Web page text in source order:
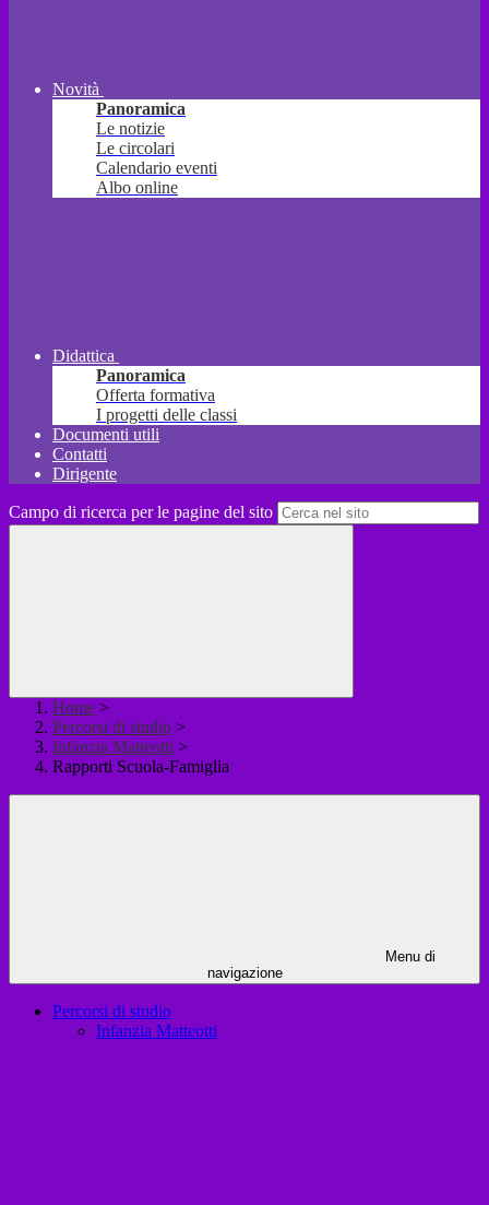
Novità
Panoramica
Le notizie
Le circolari
Calendario eventi
Albo online
Didattica
Panoramica
Offerta formativa
I progetti delle classi
Documenti utili
Contatti
Dirigente
Campo di ricerca per le pagine del sito
Home >
Percorsi di studio >
Infanzia Matteotti >
Rapporti Scuola-Famiglia
Menu di
navigazione
Percorsi di studio
Infanzia Matteotti